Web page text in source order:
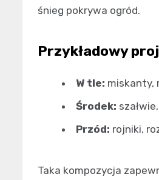
śnieg pokrywa ogród.
Przykładowy
W tle: miskanty,
Środek:
Przód: rojniki,
Taka kompozycja